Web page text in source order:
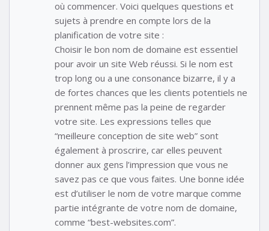
où commencer. Voici quelques questions et
sujets à prendre en compte lors de la
planification de votre site :
Choisir le bon nom de domaine est essentiel
pour avoir un site Web réussi. Si le nom est
trop long ou a une consonance bizarre, il y a
de fortes chances que les clients potentiels ne
prennent même pas la peine de regarder
votre site. Les expressions telles que
“meilleure conception de site web” sont
également à proscrire, car elles peuvent
donner aux gens l’impression que vous ne
savez pas ce que vous faites. Une bonne idée
est d’utiliser le nom de votre marque comme
partie intégrante de votre nom de domaine,
comme “best-websites.com”.